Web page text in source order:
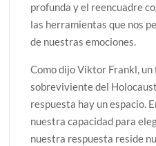
profunda y el reencuadre
las herramientas que nos
de nuestras emociones.
Como dijo Viktor Frankl,
sobreviviente del
respuesta hay un espacio.
nuestra capacidad para
nuestra respuesta reside